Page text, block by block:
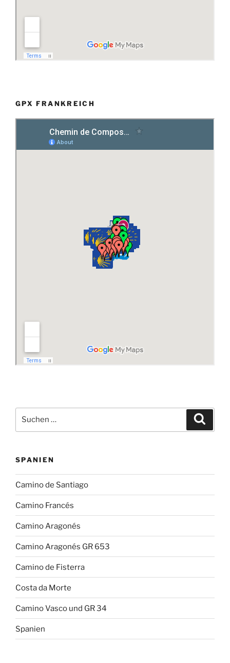
GPX FRANKREICH
nach:
SPANIEN
Camino de Santiago
Camino Francés
Camino Aragonés
Camino Aragonés GR 653
Camino de Fisterra
Costa da Morte
Camino Vasco und GR 34
Spanien